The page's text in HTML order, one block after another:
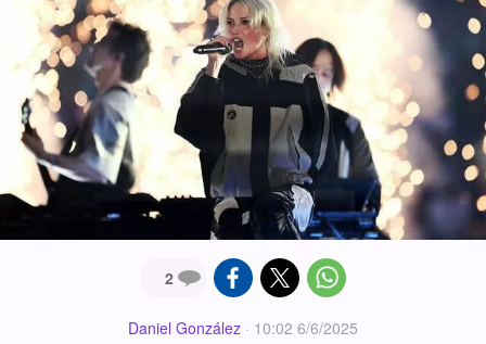
2
Daniel González · 10:02 6/6/2025